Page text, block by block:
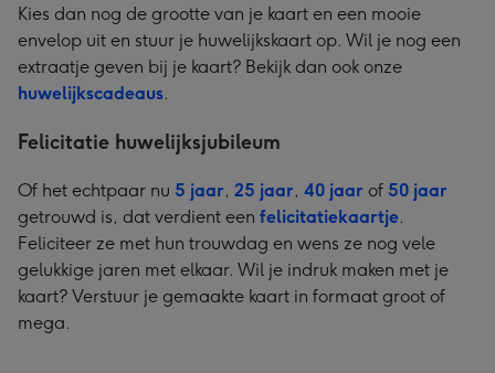
Kies dan nog de grootte van je kaart en een mooie
envelop uit en stuur je huwelijkskaart op. Wil je nog een
extraatje geven bij je kaart? Bekijk dan ook onze
huwelijkscadeaus.
Felicitatie huwelijksjubileum
Of het echtpaar nu 5 jaar, 25 jaar, 40 jaar of 50 jaar
getrouwd is, dat verdient een felicitatiekaartje.
Feliciteer ze met hun trouwdag en wens ze nog vele
gelukkige jaren met elkaar. Wil je indruk maken met je
kaart? Verstuur je gemaakte kaart in formaat groot of
mega.